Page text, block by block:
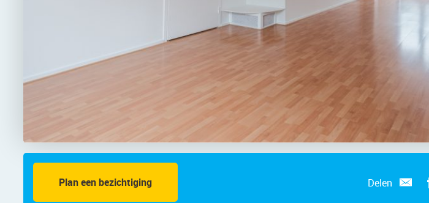
97, 1183 PJ – Foto 2
Plan een bezichtiging Delen